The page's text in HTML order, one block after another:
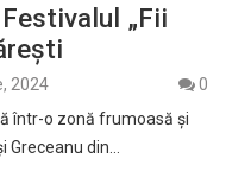
„Fii
2024
0
într-o zonă frumoasă și
din…